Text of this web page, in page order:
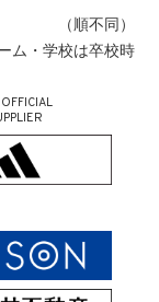
（順不同）
ム・学校は卒校時